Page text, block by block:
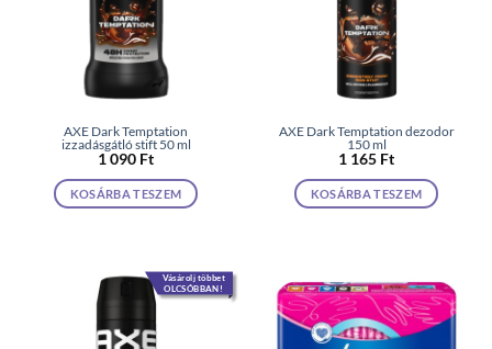
AXE Dark Temptation
izzadásgátló stift 50 ml
1 090 Ft
KOSÁRBA TESZEM
AXE Dark Temptation dezodor
150 ml
1 165 Ft
KOSÁRBA TESZEM
Vásárolj többet
OLCSÓBBAN!